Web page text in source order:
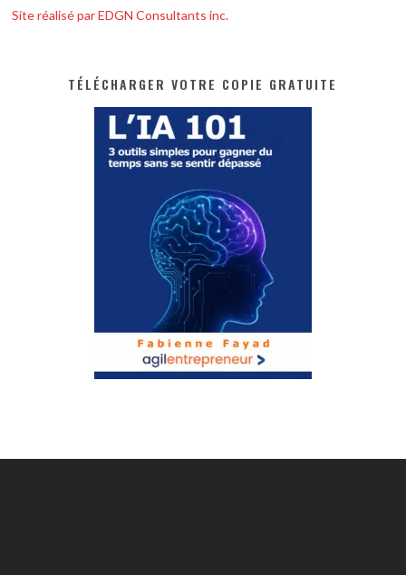
Site réalisé par EDGN Consultants inc.
TÉLÉCHARGER VOTRE COPIE GRATUITE